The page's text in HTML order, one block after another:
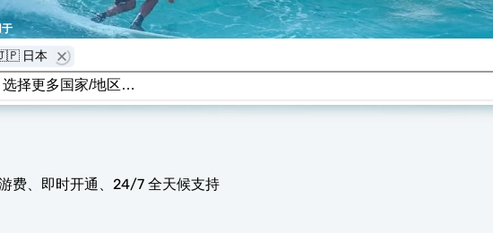
日本
费、即时开通、24/7 全天候支持